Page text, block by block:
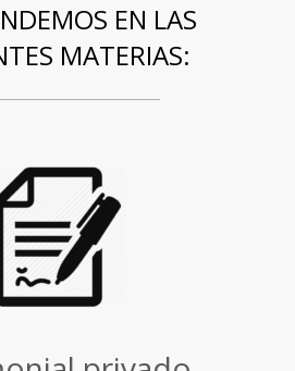
EN LAS
MATERIAS: